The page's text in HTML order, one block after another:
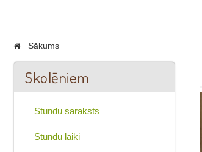
Sākums
Skolēniem
Stundu saraksts
Stundu laiki